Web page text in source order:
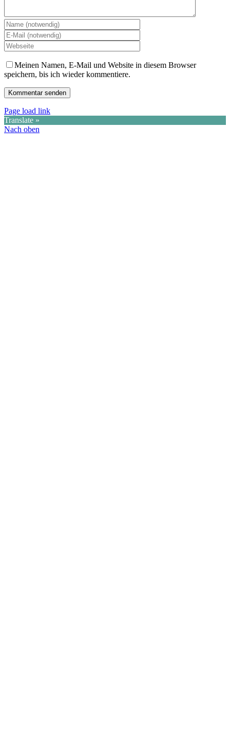
Meinen Namen, E-Mail und Website in diesem Browser
speichern, bis ich wieder kommentiere.
Page load link
Translate »
Nach oben